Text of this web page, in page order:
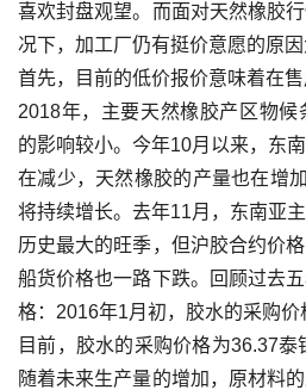
喜欢封盘观望。而面对天然橡胶
况下，加工厂仍有挺价意愿的原因
首先，目前的低价报价意味着在售
2018年，主要天然橡胶产区物
的影响较小。今年10月以来，东
在减少，天然橡胶的产量也在增
将持续增长。去年11月，东南亚
历史最大的旺季，但沪胶合约价
船货价格也一路下跌。回顾过去
格：2016年1月初，胶水的采购价
目前，胶水的采购价格为36.37泰
随着未来生产量的增加，原材料